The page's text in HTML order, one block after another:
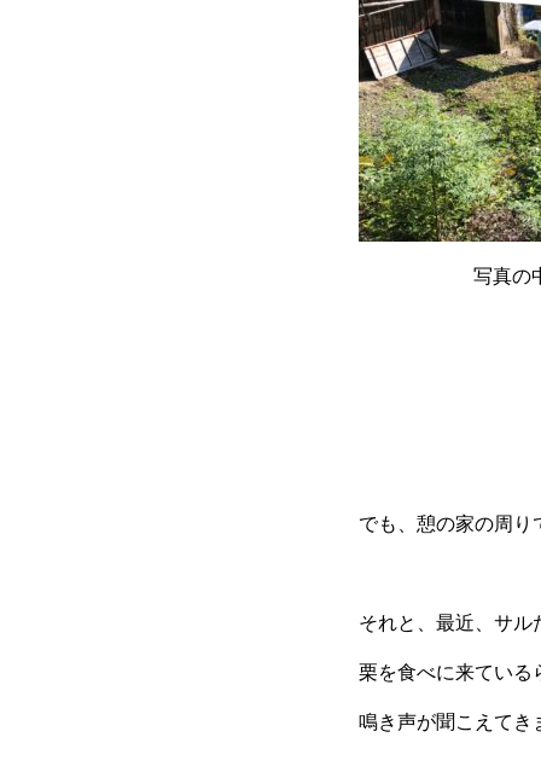
写真の
でも、憩の家の周り
それと、最近、サル
栗を食べに来ている
鳴き声が聞こえてき